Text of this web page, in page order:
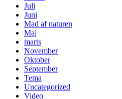
Juli
Juni
Mad af naturen
Maj
marts
November
Oktober
September
Tema
Uncategorized
Video